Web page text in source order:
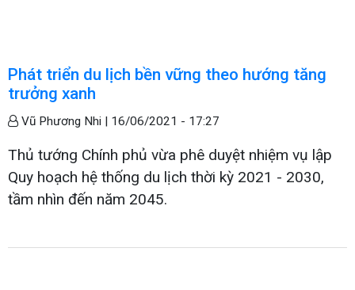
Phát triển du lịch bền vững theo hướng tăng
trưởng xanh
Vũ Phương Nhi | 16/06/2021 - 17:27
Thủ tướng Chính phủ vừa phê duyệt nhiệm vụ lập
Quy hoạch hệ thống du lịch thời kỳ 2021 - 2030,
tầm nhìn đến năm 2045.